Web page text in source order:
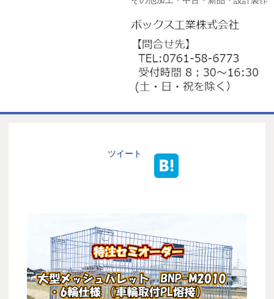
商品一覧表
お取引の流れ
会社情報
お問い合わせ
ツイート